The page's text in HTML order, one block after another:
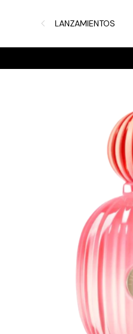
LANZAMIENTOS